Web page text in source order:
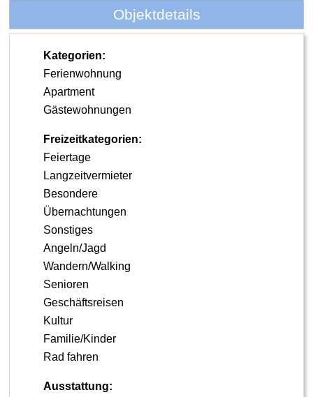
Objektdetails
Kategorien:
Ferienwohnung
Apartment
Gästewohnungen
Freizeitkategorien:
Feiertage
Langzeitvermieter
Besondere
Übernachtungen
Sonstiges
Angeln/Jagd
Wandern/Walking
Senioren
Geschäftsreisen
Kultur
Familie/Kinder
Rad fahren
Ausstattung: